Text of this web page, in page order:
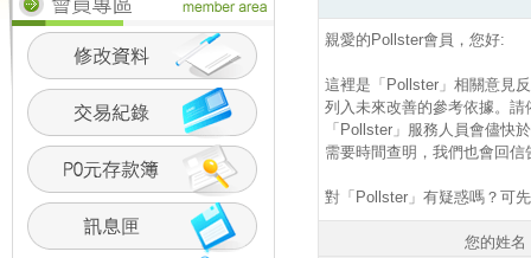
親愛的Pollster會員，您好:
這裡是「Pollster」相關意見
列入未來改善的參考依據。
「Pollster」服務人員會儘快
需要時間查明，我們也會回
對「Pollster」有疑惑嗎？可
您的姓名